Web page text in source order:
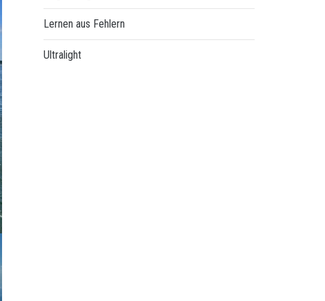
Lernen aus Fehlern
Ultralight